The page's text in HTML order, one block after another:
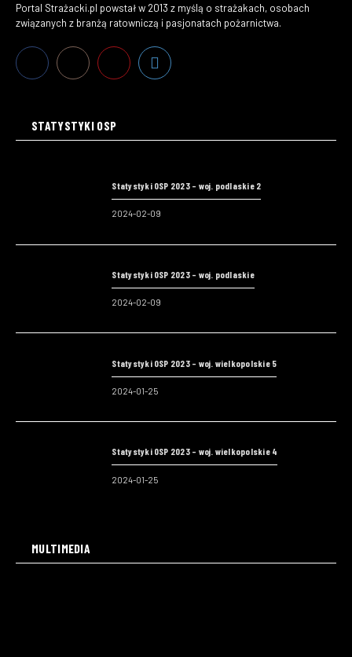
Portal Strażacki.pl powstał w 2013 z myślą o strażakach, osobach
związanych z branżą ratowniczą i pasjonatach pożarnictwa.
STATYSTYKI OSP
Statystyki OSP 2023 – woj. podlaskie 2
2024-02-09
Statystyki OSP 2023 – woj. podlaskie
2024-02-09
Statystyki OSP 2023 – woj. wielkopolskie 5
2024-01-25
Statystyki OSP 2023 – woj. wielkopolskie 4
2024-01-25
MULTIMEDIA